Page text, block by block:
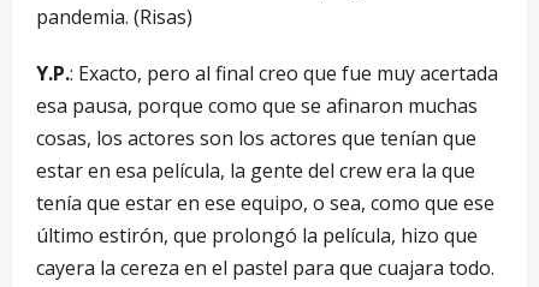
pandemia. (Risas)
Y.P.: Exacto, pero al final creo que fue muy acertada
esa pausa, porque como que se afinaron muchas
cosas, los actores son los actores que tenían que
estar en esa película, la gente del crew era la que
tenía que estar en ese equipo, o sea, como que ese
último estirón, que prolongó la película, hizo que
cayera la cereza en el pastel para que cuajara todo.